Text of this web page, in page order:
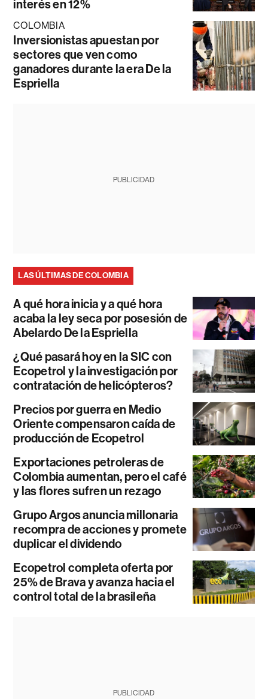
interés en 12%
COLOMBIA
Inversionistas apuestan por
sectores que ven como
ganadores durante la era De la
Espriella
PUBLICIDAD
LAS ÚLTIMAS DE COLOMBIA
A qué hora inicia y a qué hora
acaba la ley seca por posesión de
Abelardo De la Espriella
¿Qué pasará hoy en la SIC con
Ecopetrol y la investigación por
contratación de helicópteros?
Precios por guerra en Medio
Oriente compensaron caída de
producción de Ecopetrol
Exportaciones petroleras de
Colombia aumentan, pero el café
y las flores sufren un rezago
Grupo Argos anuncia millonaria
recompra de acciones y promete
duplicar el dividendo
Ecopetrol completa oferta por
25% de Brava y avanza hacia el
control total de la brasileña
PUBLICIDAD